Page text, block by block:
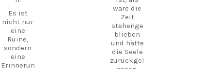
Sie das
kleine
Museum
und
erleben
Sie
authentis
eece
Entdecke
Kos
Verborgen
eSchätze
Strandleb
en
Es ist
nicht nur
eine
Ruine,
sondern
eine
Erinnerun
wäre die
Zeit
stehenge
blieben
und hätte
die Seele
zurückgel